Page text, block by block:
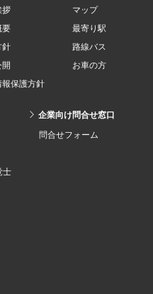
拶
要
針
開
報保護方針
マップ
最寄り駅
路線バス
お車の方
士
企業向け問合せ窓口
問合せフォーム